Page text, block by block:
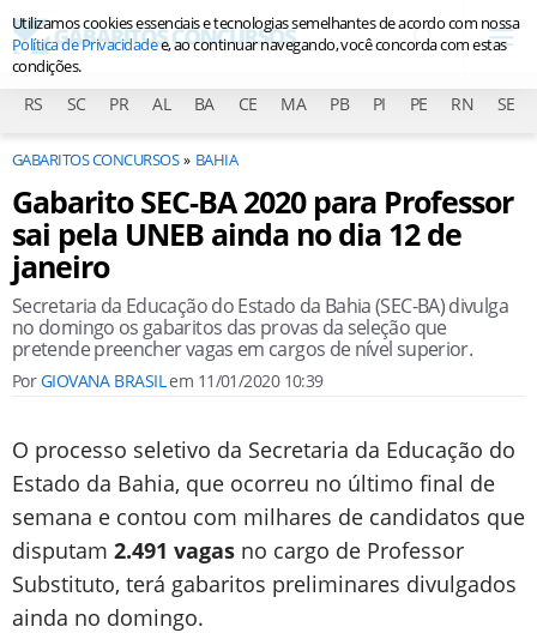
RS SC PR AL BA CE MA PB PI PE RN SE
GABARITOS CONCURSOS BAHIA
Gabarito SEC-BA 2020 para Professor
sai pela UNEB ainda no dia 12 de
janeiro
Secretaria da Educação do Estado da Bahia (SEC-BA) divulga
no domingo os gabaritos das provas da seleção que
pretende preencher vagas em cargos de nível superior.
PorGIOVANA BRASILem 11/01/2020 10:39
O processo seletivo da Secretaria da Educação do
Estado da Bahia, que ocorreu no último final de
semana e contou com milhares de candidatos que
disputam 2.491 vagas no cargo de Professor
Substituto, terá gabaritos preliminares divulgados
ainda no domingo.
Utilizamos cookies essenciais e tecnologias semelhantes de acordo com nossa
Política de Privacidadee, ao continuar navegando, você concorda com estas
condições.